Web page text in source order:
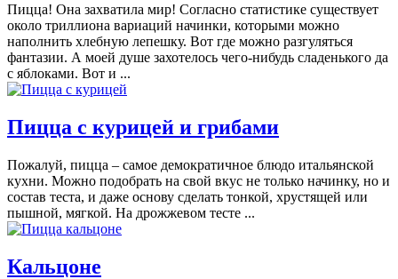
Пицца! Она захватила мир! Согласно статистике существует
около триллиона вариаций начинки, которыми можно
наполнить хлебную лепешку. Вот где можно разгуляться
фантазии. А моей душе захотелось чего-нибудь сладенького да
с яблоками. Вот и ...
Пицца с курицей и грибами
Пожалуй, пицца – самое демократичное блюдо итальянской
кухни. Можно подобрать на свой вкус не только начинку, но и
состав теста, и даже основу сделать тонкой, хрустящей или
пышной, мягкой. На дрожжевом тесте ...
Кальцоне